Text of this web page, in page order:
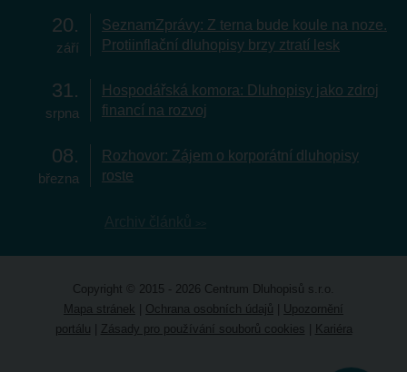
20
září
SeznamZprávy: Z terna bude koule na noze.
Protiinflační dluhopisy brzy ztratí lesk
31
srpna
Hospodářská komora: Dluhopisy jako zdroj
financí na rozvoj
08
března
Rozhovor: Zájem o korporátní dluhopisy
roste
Copyright © 2015 - 2026 Centrum Dluhopisů s.r.o.
Mapa stránek
Ochrana osobních údajů
Upozornění
portálu
Zásady pro používání souborů cookies Kariéra